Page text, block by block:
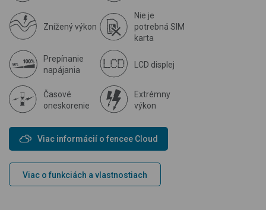
Znížený výkon
Nie je
potrebná SIM
karta
Prepínanie
napájania
LCD displej
Časové
oneskorenie
Extrémny
výkon
Viac informácií o fencee Cloud
Viac o funkciách a vlastnostiach